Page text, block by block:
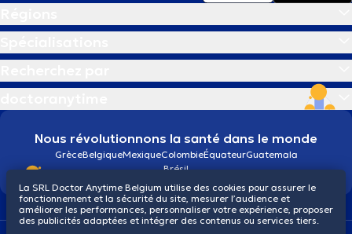
Nous révolutionnons la santé dans le monde
GrèceBelgiqueMexiqueColombieÉquateurGuatemala
Brésil
La SRL Doctor Anytime Belgium utilise des cookies pour assurer le
fonctionnement et la sécurité du site, mesurer l’audience et
améliorer les performances, personnaliser votre expérience, proposer
des publicités adaptées et intégrer des contenus ou services tiers.